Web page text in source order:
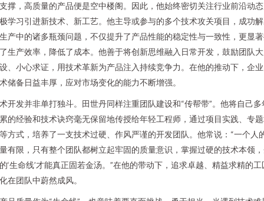
撑，高质量的产品便是空中楼阁。因此，他始终密切关注行业前沿动
学习引进新技术、新工艺。他主导或参与的多个技术攻关项目，成功
产中的诸多瓶颈问题，不仅提升了产品性能的稳定性与一致性，更显
生产效率，降低了成本。他善于将创新思维融入日常开发，鼓励团队
、小心求证，用技术革新为产品注入持续竞争力。在他的推动下，企
储备日益丰厚，应对市场变化的能力不断增强。
开发并非单打独斗。田世丹同样注重团队建设和“传帮带”。他将自己多
的经验和技术诀窍毫无保留地传授给年轻工程师，通过项目实践、专
方式，培养了一支技术过硬、作风严谨的开发团队。他常说：“一个人
有限，只有整个团队都树立起牢固的质量意识，掌握过硬的技术本领
‘生命线’才能真正固若金汤。”在他的带动下，追求卓越、精益求精的工
在团队中蔚然成风。